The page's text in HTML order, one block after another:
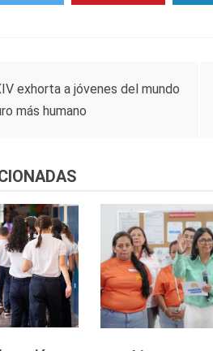
exhorta a jóvenes del mundo
más humano